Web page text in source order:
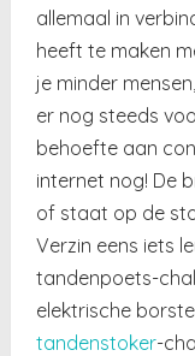
allemaal in
heeft te maken
je minder
er nog steeds
behoefte aan
internet nog! De
of staat op de
Verzin eens iets
tandenpoets-
elektrische
tandenstoker-